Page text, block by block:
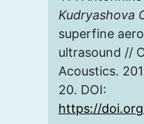
Kudryashova
superfine
ultrasound //
Acoustics.
20. DOI:
https://